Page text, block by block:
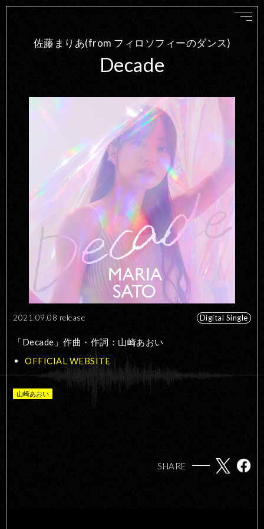
佐藤まりあ(from フィロソフィーのダンス)
Decade
2021.09.08 release Digital Single
「Decade」作曲・作詞：山崎あおい
OFFICIAL WEBSITE
山崎あおい
SHARE